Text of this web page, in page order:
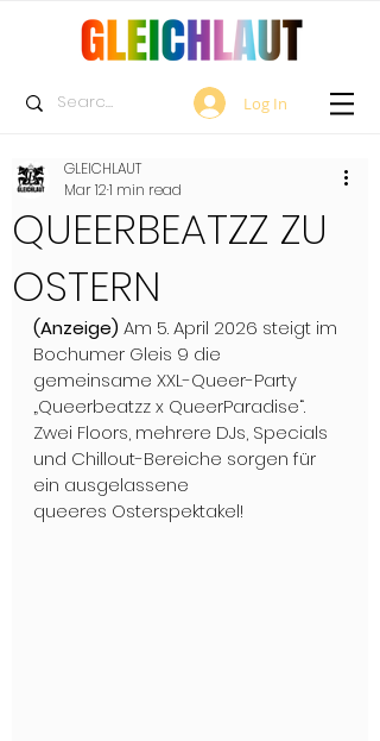
Log In
QUEERBEATZZ ZU
OSTERN
GLEICHLAUT
Mar 121 min read
(Anzeige) Am 5. April 2026 steigt im
Bochumer Gleis 9 die
gemeinsame XXL-Queer-Party
„Queerbeatzz x QueerParadise“.
Zwei Floors, mehrere DJs, Specials
und Chillout-Bereiche sorgen für
ein ausgelassene
queeres Osterspektakel!